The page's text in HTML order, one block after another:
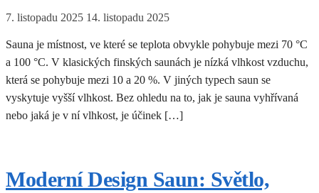
7. listopadu 2025 14. listopadu 2025
Sauna je místnost, ve které se teplota obvykle pohybuje mezi 70 °C
a 100 °C. V klasických finských saunách je nízká vlhkost vzduchu,
která se pohybuje mezi 10 a 20 %. V jiných typech saun se
vyskytuje vyšší vlhkost. Bez ohledu na to, jak je sauna vyhřívaná
nebo jaká je v ní vlhkost, je účinek […]
Moderní Design Saun: Světlo,